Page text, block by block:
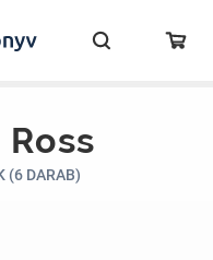
(6 DARAB)